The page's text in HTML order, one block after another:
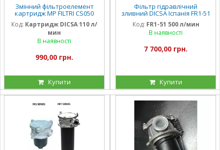
Змінний фільтроелемент
картридж MP FILTRI CS050
(8CS050P25A)
Код: Картридж DICSA 110 л/
мин
В наявності
990,00 грн.
Купити
Фільтр гідравлічний
зливний DICSA Іспанія FR1-51
до 500 л/хв G-1 1/2"
Код: FR1-51 500 л/мин
В наявності
7 700,00 грн.
Купити